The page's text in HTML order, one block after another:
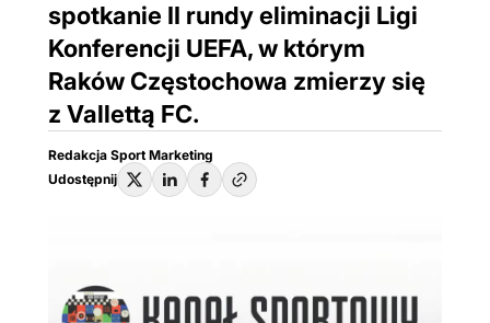
spotkanie II rundy eliminacji Ligi
Konferencji UEFA, w którym
Raków Częstochowa zmierzy się
z Vallettą FC.
Redakcja Sport Marketing
Udostępnij